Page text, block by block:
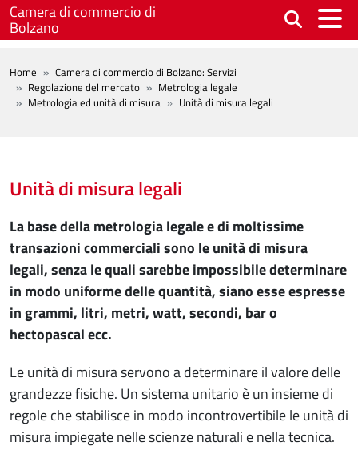
Salta al contenuto principale
Camera di commercio di
Bolzano
BREADCRUMB
Home
Camera di commercio di Bolzano: Servizi
Regolazione del mercato
Metrologia legale
Metrologia ed unità di misura
Unità di misura legali
Unità di misura legali
La base della metrologia legale e di moltissime
transazioni commerciali sono le unità di misura
legali, senza le quali sarebbe impossibile determinare
in modo uniforme delle quantità, siano esse espresse
in grammi, litri, metri, watt, secondi, bar o
hectopascal ecc.
Le unità di misura servono a determinare il valore delle
grandezze fisiche. Un sistema unitario è un insieme di
regole che stabilisce in modo incontrovertibile le unità di
misura impiegate nelle scienze naturali e nella tecnica.